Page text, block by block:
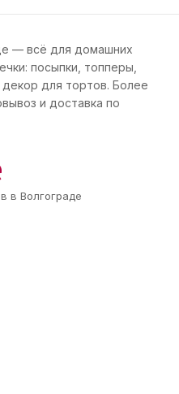
— всё для домашних
посыпки, топперы,
для тортов. Более
и доставка по
в Волгограде